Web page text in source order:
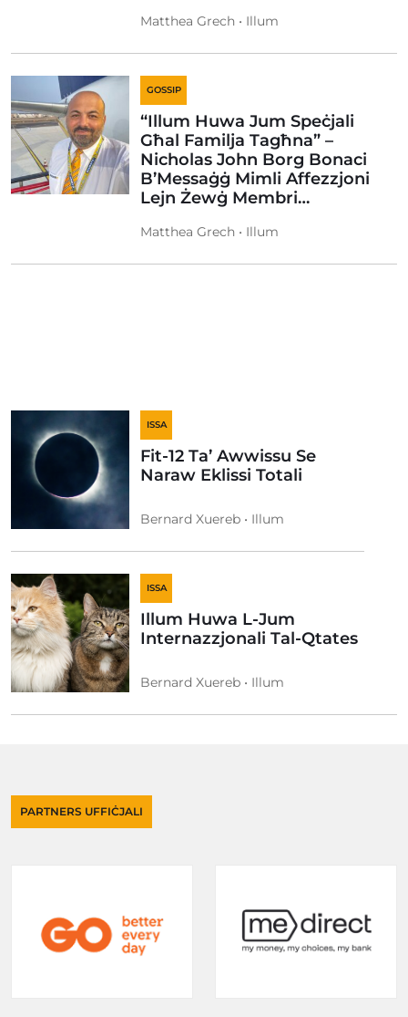
Matthea Grech • Illum
GOSSIP
“Illum Huwa Jum Speċjali
Għal Familja Tagħna” –
Nicholas John Borg Bonaci
B’Messaġġ Mimli Affezzjoni
Lejn Żewġ Membri…
Matthea Grech • Illum
ISSA
Fit-12 Ta’ Awwissu Se
Naraw Eklissi Totali
Bernard Xuereb • Illum
ISSA
Illum Huwa L-Jum
Internazzjonali Tal-Qtates
Bernard Xuereb • Illum
PARTNERS UFFIĊJALI